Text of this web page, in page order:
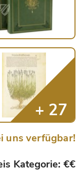
uns verfügbar!
Kategorie: €€